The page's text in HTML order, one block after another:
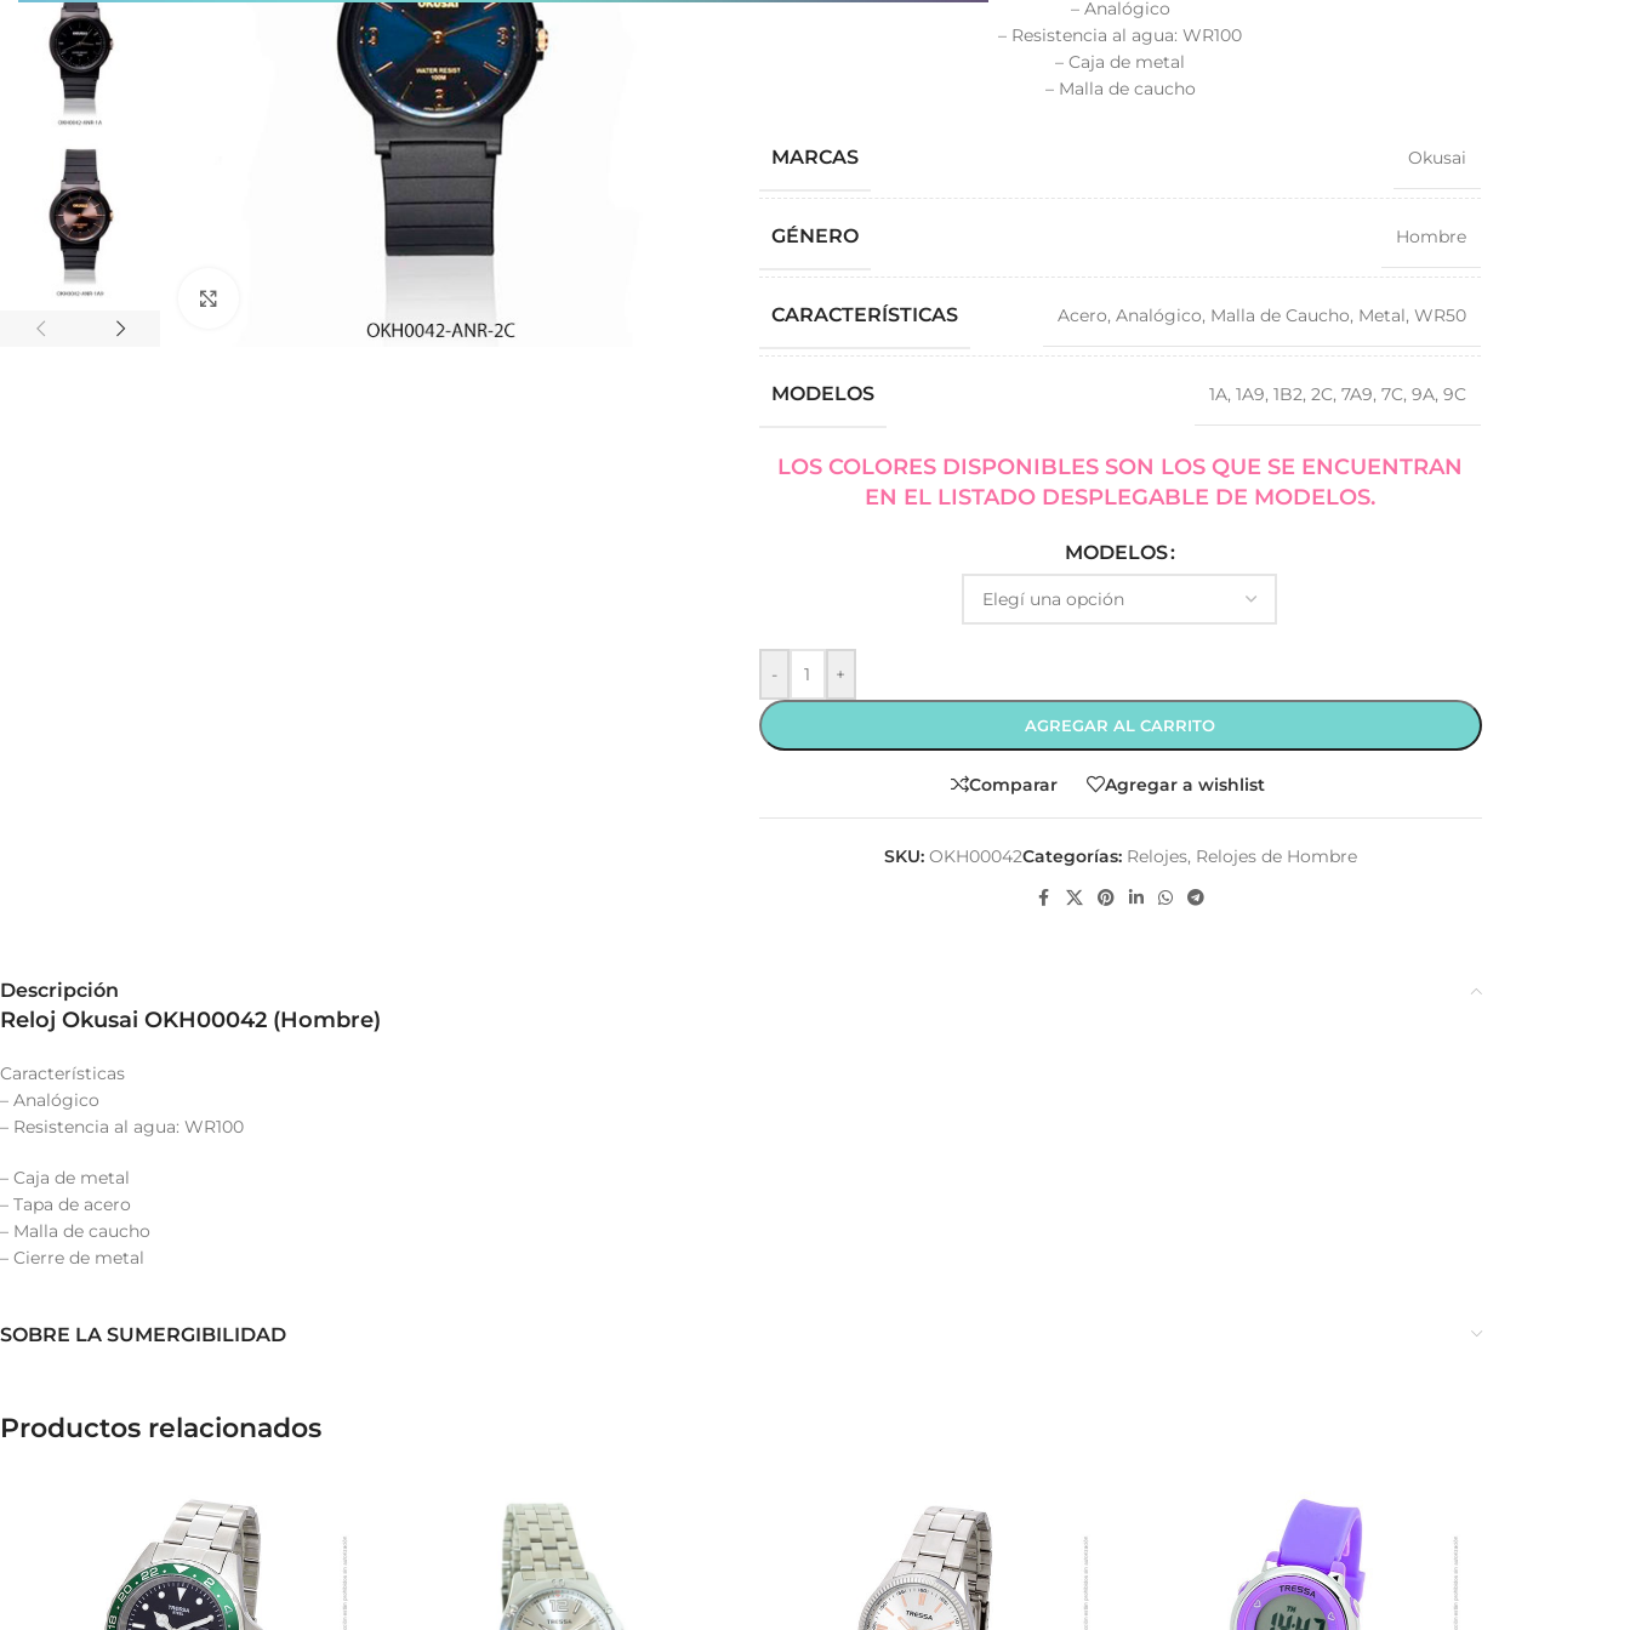
– Analógico
– Resistencia al agua: WR100
– Caja de metal
– Malla de caucho
MARCAS Okusai
GÉNERO Hombre
CARACTERÍSTICAS Acero, Analógico, Malla de Caucho, Metal, WR50
MODELOS 1A, 1A9, 1B2, 2C, 7A9, 7C, 9A, 9C
LOS COLORES DISPONIBLES SON LOS QUE SE ENCUENTRAN
EN EL LISTADO DESPLEGABLE DE MODELOS.
MODELOS
- +
AGREGAR AL CARRITO
Comparar Agregar a wishlist
SKU: OKH00042Categorías: Relojes, Relojes de Hombre
Descripción
Reloj Okusai OKH00042 (Hombre)
Características
– Analógico
– Resistencia al agua: WR100
– Caja de metal
– Tapa de acero
– Malla de caucho
– Cierre de metal
SOBRE LA SUMERGIBILIDAD
Productos relacionados